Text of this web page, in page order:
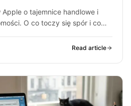
o tajemnice handlowe i
O co toczy się spór i co
Read article